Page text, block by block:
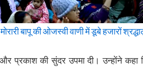
बापू की ओजस्वी वाणी में डूबे हजारों
की सुंदर उपमा दी। उन्होंने कहा